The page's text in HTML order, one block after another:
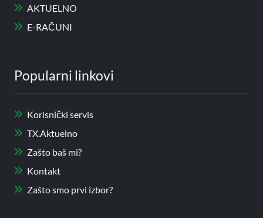
AKTUELNO
E-RAČUNI
Popularni linkovi
Korisnički servis
TX.Aktuelno
Zašto baš mi?
Kontakt
Zašto smo prvi izbor?